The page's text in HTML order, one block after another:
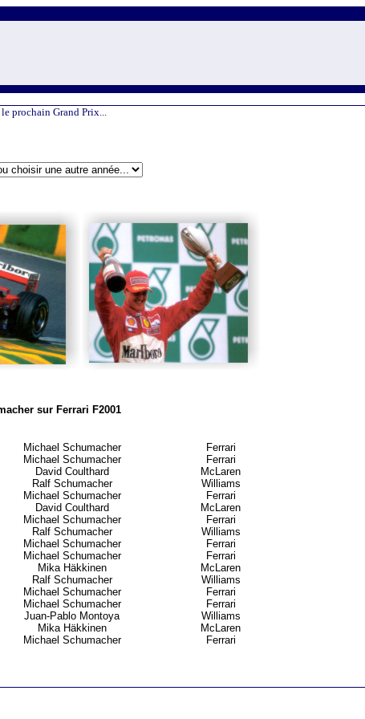
prochain Grand Prix...
sur Ferrari F2001
Michael Schumacher
Ferrari
Michael Schumacher
Ferrari
David Coulthard
McLaren
Ralf Schumacher
Williams
Michael Schumacher
Ferrari
David Coulthard
McLaren
Michael Schumacher
Ferrari
Ralf Schumacher
Williams
Michael Schumacher
Ferrari
Michael Schumacher
Ferrari
Mika Häkkinen
McLaren
Ralf Schumacher
Williams
Michael Schumacher
Ferrari
Michael Schumacher
Ferrari
Juan-Pablo Montoya
Williams
Mika Häkkinen
McLaren
Michael Schumacher Ferrari